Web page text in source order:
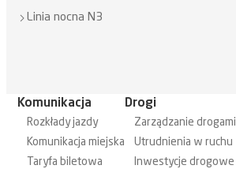
Linia nocna N3
Komunikacja
Rozkłady jazdy
Komunikacja miejska
Taryfa biletowa
Drogi
Zarządzanie drogami
Utrudnienia w ruchu
Inwestycje drogowe